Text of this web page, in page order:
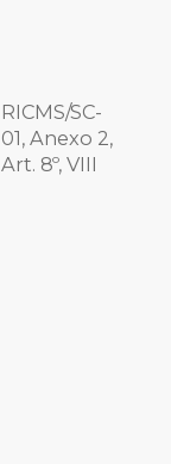
RICMS/SC-
01, Anexo 2,
Art. 8º, VIII